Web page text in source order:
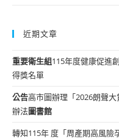
近期文章
重要衛生組115年度健康促進
得獎名單
公告高市圖辦理「2026朗聲
辦法圖書館
轉知115年 度「周產期高風險